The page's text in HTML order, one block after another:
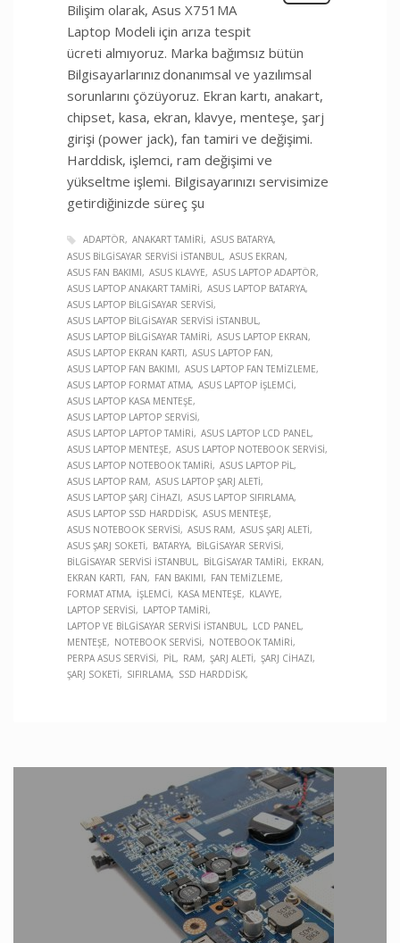
Bilişim olarak, Asus X751MA
Laptop Modeli için arıza tespit
ücreti almıyoruz. Marka bağımsız bütün
Bilgisayarlarınız donanımsal ve yazılımsal
sorunlarını çözüyoruz. Ekran kartı, anakart,
chipset, kasa, ekran, klavye, menteşe, şarj
girişi (power jack), fan tamiri ve değişimi.
Harddisk, işlemci, ram değişimi ve
yükseltme işlemi. Bilgisayarınızı servisimize
getirdiğinizde süreç şu
ADAPTÖR ANAKART TAMIRI
ASUS BATARYA
ASUS BILGISAYAR SERVISI İSTANBUL ASUS EKRAN
ASUS FAN BAKIMI
ASUS KLAVYE
ASUS LAPTOP ADAPTÖR
ASUS LAPTOP ANAKART TAMIRI
ASUS LAPTOP BATARYA
ASUS LAPTOP BILGISAYAR SERVISI
ASUS LAPTOP BILGISAYAR SERVISI İSTANBUL
ASUS LAPTOP BILGISAYAR TAMIRI
ASUS LAPTOP EKRAN
ASUS LAPTOP EKRAN KARTI
ASUS LAPTOP FAN
ASUS LAPTOP FAN BAKIMI
ASUS LAPTOP FAN TEMIZLEME
ASUS LAPTOP FORMAT ATMA ASUS LAPTOP İŞLEMCI
ASUS LAPTOP KASA MENTEŞE
ASUS LAPTOP LAPTOP SERVISI
ASUS LAPTOP LAPTOP TAMIRI
ASUS LAPTOP LCD PANEL
ASUS LAPTOP MENTEŞE
ASUS LAPTOP NOTEBOOK SERVISI
ASUS LAPTOP NOTEBOOK TAMIRI
ASUS LAPTOP PIL
ASUS LAPTOP RAM
ASUS LAPTOP ŞARJ ALETI
ASUS LAPTOP ŞARJ CIHAZI
ASUS LAPTOP SIFIRLAMA
ASUS LAPTOP SSD HARDDISK ASUS MENTEŞE
ASUS NOTEBOOK SERVISI
ASUS RAM
ASUS ŞARJ ALETI
ASUS ŞARJ SOKETI
BATARYA
BILGISAYAR SERVISI
BILGISAYAR SERVISI İSTANBUL
BILGISAYAR TAMIRI
EKRAN
EKRAN KARTI
FAN FAN BAKIMI
FAN TEMIZLEME
FORMAT ATMA
İŞLEMCI KASA MENTEŞE
KLAVYE
LAPTOP SERVISI
LAPTOP TAMIRI
LAPTOP VE BILGISAYAR SERVISI İSTANBUL
LCD PANEL
MENTEŞE
NOTEBOOK SERVISI
NOTEBOOK TAMIRI
PERPA ASUS SERVISI
PIL RAM ŞARJ ALETI
ŞARJ CIHAZI
ŞARJ SOKETI
SIFIRLAMA SSD HARDDISK